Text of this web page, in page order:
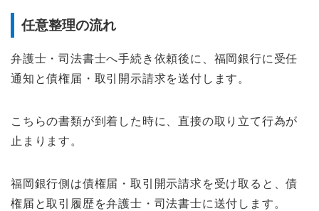
任意整理の流れ
弁護士・司法書士へ手続き依頼後に、福岡銀行に受任
通知と債権届・取引開示請求を送付します。
こちらの書類が到着した時に、直接の取り立て行為が
止まります。
福岡銀行側は債権届・取引開示請求を受け取ると、債
権届と取引履歴を弁護士・司法書士に送付します。